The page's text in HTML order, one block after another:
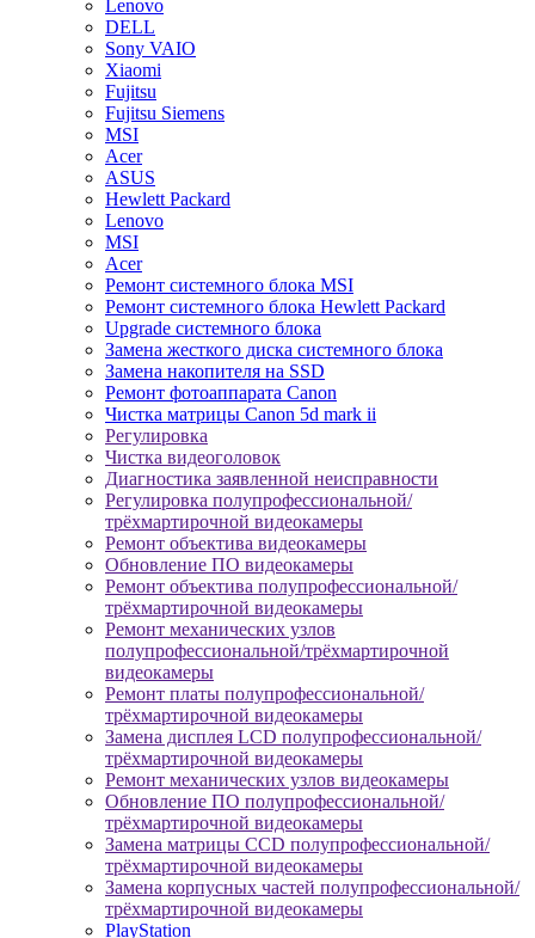
Lenovo
DELL
Sony VAIO
Xiaomi
Fujitsu
Fujitsu Siemens
MSI
Acer
ASUS
Hewlett Packard
Lenovo
MSI
Acer
Ремонт системного блока MSI
Ремонт системного блока Hewlett Packard
Upgrade системного блока
Замена жесткого диска системного блока
Замена накопителя на SSD
Ремонт фотоаппарата Canon
Чистка матрицы Canon 5d mark ii
Регулировка
Чистка видеоголовок
Диагностика заявленной неисправности
Регулировка полупрофессиональной/
трёхмартирочной видеокамеры
Ремонт объектива видеокамеры
Обновление ПО видеокамеры
Ремонт объектива полупрофессиональной/
трёхмартирочной видеокамеры
Ремонт механических узлов
полупрофессиональной/трёхмартирочной
видеокамеры
Ремонт платы полупрофессиональной/
трёхмартирочной видеокамеры
Замена дисплея LCD полупрофессиональной/
трёхмартирочной видеокамеры
Ремонт механических узлов видеокамеры
Обновление ПО полупрофессиональной/
трёхмартирочной видеокамеры
Замена матрицы CCD полупрофессиональной/
трёхмартирочной видеокамеры
Замена корпусных частей полупрофессиональной/
трёхмартирочной видеокамеры
PlayStation